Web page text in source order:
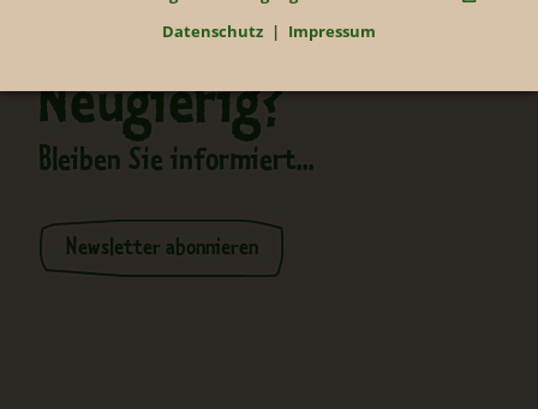
Neugierig?
Bleiben Sie informiert...
Newsletter abonnieren
Datenschutz
Impressum